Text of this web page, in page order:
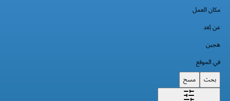
مكان العمل
عن بُعد
هجين
في الموقع
بحث
مسح